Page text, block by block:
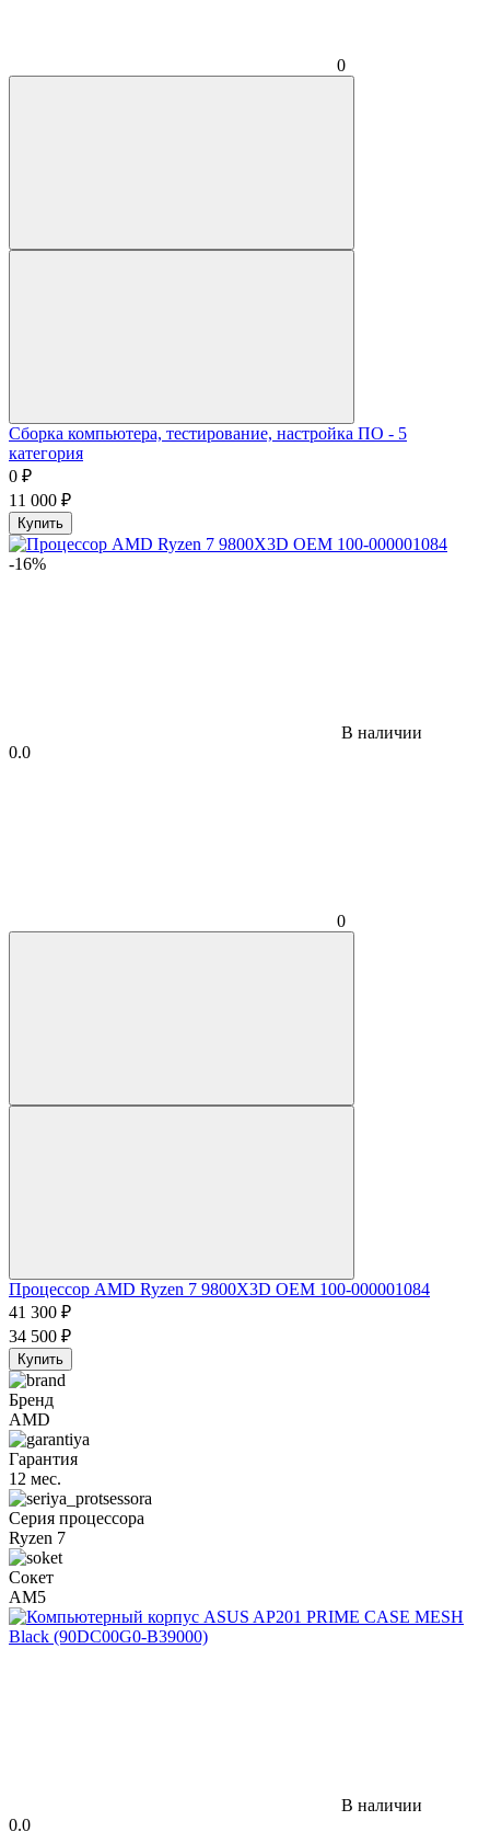
0
Сборка компьютера, тестирование, настройка ПО - 5
категория
0 ₽
11 000 ₽
Купить
-16%
В наличии
0.0
0
Процессор AMD Ryzen 7 9800X3D OEM 100-000001084
41 300 ₽
34 500 ₽
Купить
Бренд
AMD
Гарантия
12 мес.
Серия процессора
Ryzen 7
Сокет
AM5
В наличии
0.0